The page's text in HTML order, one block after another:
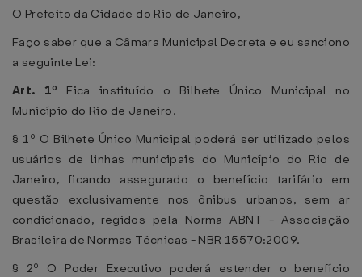
O Prefeito da Cidade do Rio de Janeiro,
Faço saber que a Câmara Municipal Decreta e eu sanciono
a seguinte Lei:
Art. 1º Fica instituído o Bilhete Único Municipal no
Município do Rio de Janeiro.
§ 1º O Bilhete Único Municipal poderá ser utilizado pelos
usuários de linhas municipais do Município do Rio de
Janeiro, ficando assegurado o benefício tarifário em
questão exclusivamente nos ônibus urbanos, sem ar
condicionado, regidos pela Norma ABNT - Associação
Brasileira de Normas Técnicas - NBR 15570:2009.
§ 2º O Poder Executivo poderá estender o benefício